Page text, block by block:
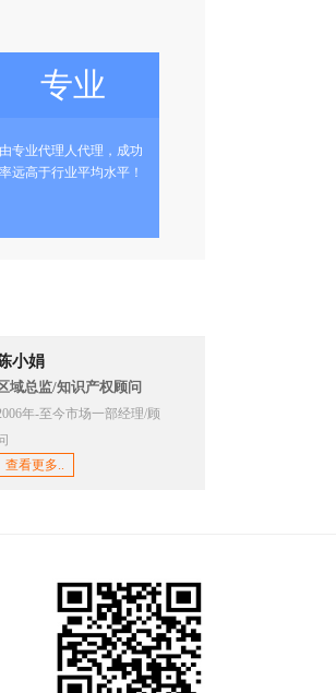
专业
由专业代理人代理，成功
率远高于行业平均水平！
小娟
域总监/知识产权顾问
年-至今市场一部经理/顾
查看更多..